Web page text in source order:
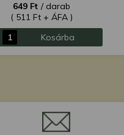
649 Ft / darab
( 511 Ft + ÁFA )
Kosárba